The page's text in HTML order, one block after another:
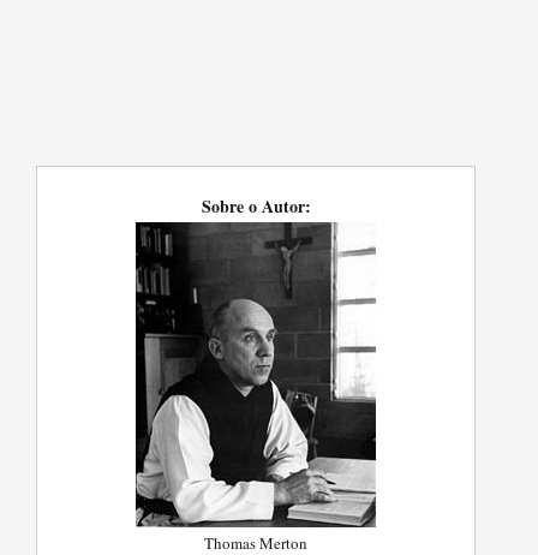
Sobre o Autor:
Thomas Merton